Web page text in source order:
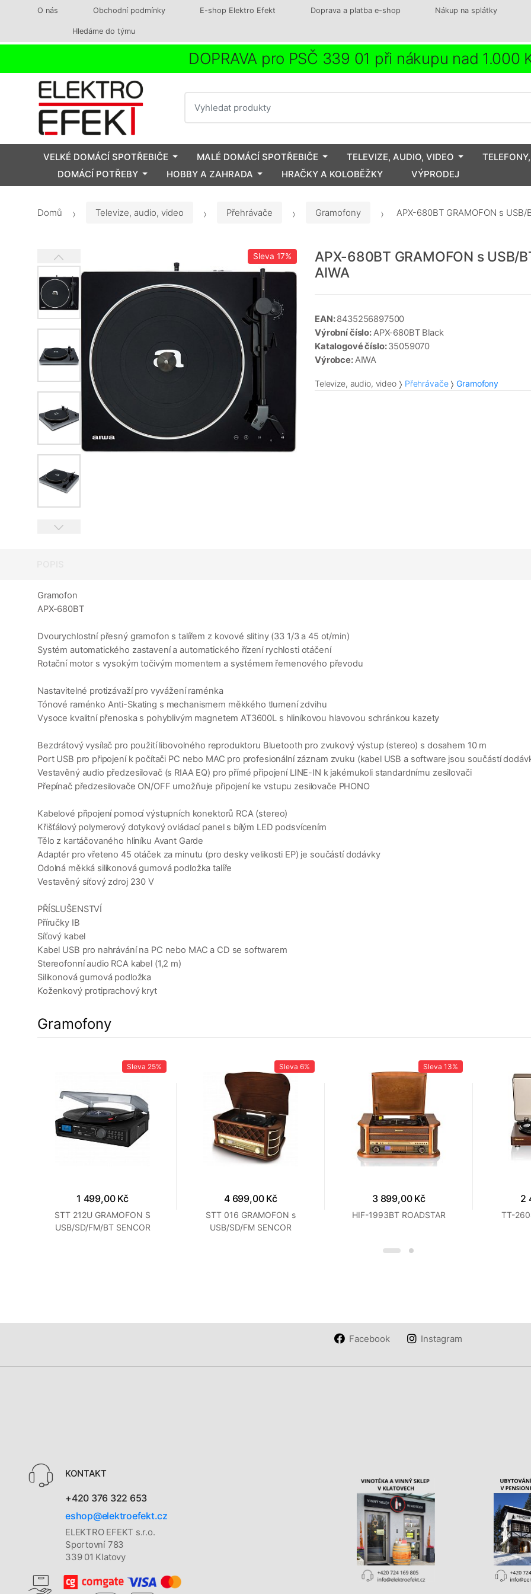
O nás Obchodní podmínky E-shop Elektro Efekt Doprava a platba e-shop Nákup na splátky
Hledáme do týmu
DOPRAVA pro PSČ 339 01 při nákupu nad 1.000
VELKÉ DOMÁCÍ SPOTŘEBIČE MALÉ DOMÁCÍ SPOTŘEBIČE TELEVIZE, AUDIO, VIDEO
DOMÁCÍ POTŘEBY
HOBBY A ZAHRADA HRAČKY A KOLOBĚŽKY VÝPRODEJ
Domů Televize, audio, video Přehrávače Gramofony APX-680BT GRAMOFON s USB/
Sleva 17%
APX-680BT GRAMOFON s USB/
AIWA
EAN:8435256897500
Výrobní číslo:APX-680BT Black
Katalogové číslo:35059070
Výrobce:AIWA
Televize, audio, video Přehrávače Gramofony
Gramofon
APX-680BT
Dvourychlostní přesný gramofon s talířem z kovové slitiny (33 1/3 a 45 ot/min)
Systém automatického zastavení a automatického řízení rychlosti otáčení
Rotační motor s vysokým točivým momentem a systémem řemenového převodu
Nastavitelné protizávaží pro vyvážení raménka
Tónové raménko Anti-Skating s mechanismem měkkého tlumení zdvihu
Vysoce kvalitní přenoska s pohyblivým magnetem AT3600L s hliníkovou hlavovou schránkou kazety
Bezdrátový vysílač pro použití libovolného reproduktoru Bluetooth pro zvukový výstup (stereo) s dosahem 10 m
Port USB pro připojení k počítači PC nebo MAC pro profesionální záznam zvuku (kabel USB a software jsou součástí
Vestavěný audio předzesilovač (s RIAA EQ) pro přímé připojení LINE-IN k jakémukoli standardnímu zesilovači
Přepínač předzesilovače ON/OFF umožňuje připojení ke vstupu zesilovače PHONO
Kabelové připojení pomocí výstupních konektorů RCA (stereo)
Křišťálový polymerový dotykový ovládací panel s bílým LED podsvícením
Tělo z kartáčovaného hliníku Avant Garde
Adaptér pro vřeteno 45 otáček za minutu (pro desky velikosti EP) je součástí dodávky
Odolná měkká silikonová gumová podložka talíře
Vestavěný síťový zdroj 230 V
PŘÍSLUŠENSTVÍ
Příručky IB
Síťový kabel
Kabel USB pro nahrávání na PC nebo MAC a CD se softwarem
Stereofonní audio RCA kabel (1,2 m)
Silikonová gumová podložka
Koženkový protiprachový kryt
Gramofony
Sleva 25%
1 499,00 Kč
STT 212U GRAMOFON S
USB/SD/FM/BT SENCOR
Sleva 6%
4 699,00 Kč
STT 016 GRAMOFON s
USB/SD/FM SENCOR
Sleva 13%
3 899,00 Kč
HIF-1993BT ROADSTAR
2
TT-
Facebook Instagram
KONTAKT
+420 376 322 653
eshop@elektroefekt.cz
ELEKTRO EFEKT s.r.o.
Sportovní 783
339 01 Klatovy